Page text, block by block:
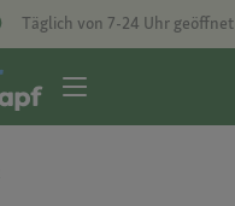
Täglich von 7-24 Uhr geöffnet